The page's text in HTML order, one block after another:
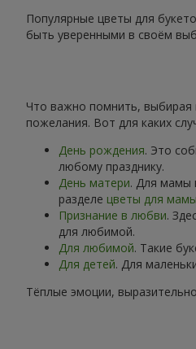
Популярные цветы для
быть уверенными в своём
Что важно помнить, выбирая
пожелания. Вот для каких
День рождения. Это
любому празднику.
День матери. Для мамы
разделе цветы для мамы
Признание в любви.
для любимой.
Для любимой. Такие
Для детей. Для
Тёплые эмоции,